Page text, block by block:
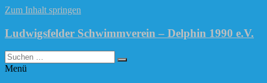
Zum Inhalt springen
Ludwigsfelder Schwimmverein – Delphin 1990 e.V.
Menü